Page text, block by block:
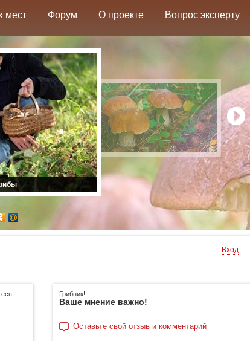
мест Форум О проекте Вопрос эксперту
Вход
Грибник!
Ваше мнение важно!
Оставьте свой отзыв и комментарий